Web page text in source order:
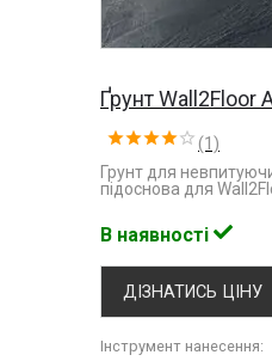
Ґрунт Wall2Floor
(1)
Грунт для
підоснова для
В наявності
ДІЗНАТИСЬ ЦІНУ
Інструмент нанесення: